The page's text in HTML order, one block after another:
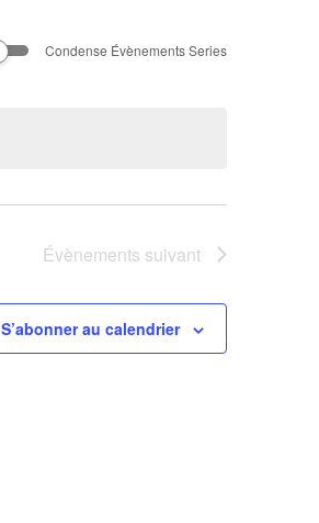
Condense Évènements Series
Évènements suivant
S’abonner au calendrier